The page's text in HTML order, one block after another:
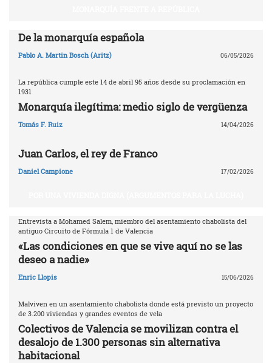
De la monarquía española
Pablo A. Martin Bosch (Aritz) 06/05/2026
La república cumple este 14 de abril 95 años desde su proclamación en
1931
Monarquía ilegítima: medio siglo de vergüenza
Tomás F. Ruiz 14/04/2026
Juan Carlos, el rey de Franco
Daniel Campione 17/02/2026
Entrevista a Mohamed Salem, miembro del asentamiento chabolista del
antiguo Circuito de Fórmula 1 de Valencia
«Las condiciones en que se vive aquí no se las
deseo a nadie»
Enric Llopis 15/06/2026
Malviven en un asentamiento chabolista donde está previsto un proyecto
de 3.200 viviendas y grandes eventos de vela
Colectivos de Valencia se movilizan contra el
desalojo de 1.300 personas sin alternativa
habitacional